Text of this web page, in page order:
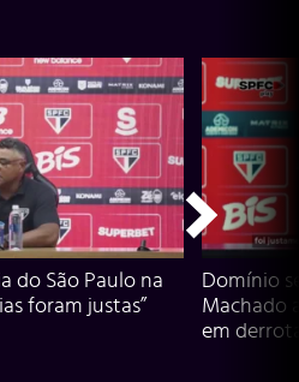
do São Paulo na
foram justas”
Domínio
Machado
em